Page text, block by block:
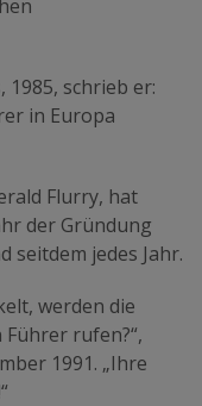
1985, schrieb er:
in Europa
Flurry, hat
der Gründung
seitdem jedes Jahr.
werden die
rufen?“,
1991. „Ihre